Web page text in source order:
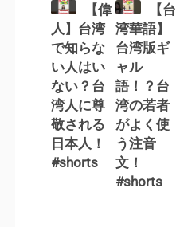
【偉
人】台湾
で知らな
い人はい
ない？台
湾人に尊
敬される
日本人！
#shorts
【台
湾華語】
台湾版ギ
ャル
語！？台
湾の若者
がよく使
う注音
文！
#shorts